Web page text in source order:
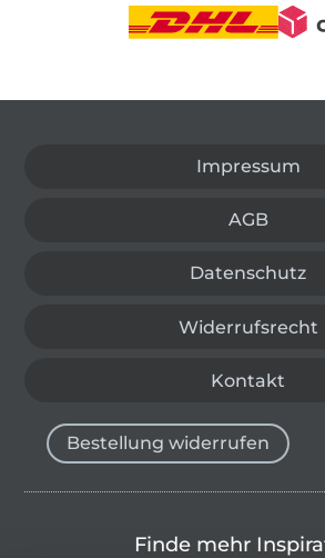
Impressum
AGB
Datenschutz
Widerrufsrecht
Kontakt
Bestellung widerrufen
Finde mehr